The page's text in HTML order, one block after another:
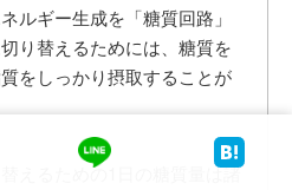
ルギー生成を「糖質回路」
り替えるためには、糖質を
をしっかり摂取することが
えるための1日の糖質量は諸